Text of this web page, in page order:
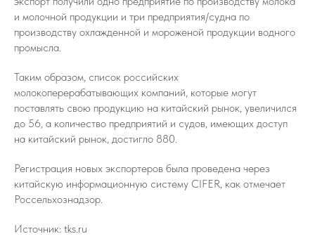
и молочной продукции и три предприятия/судна по
производству охлажденной и мороженой продукции водного
промысла.
Таким образом, список российских
молокоперерабатывающих компаний, которые могут
поставлять свою продукцию на китайский рынок, увеличился
до 56, а количество предприятий и судов, имеющих доступ
на китайский рынок, достигло 880.
Регистрация новых экспортеров была проведена через
китайскую информационную систему CIFER, как отмечает
Россельхознадзор.
Источник: tks.ru